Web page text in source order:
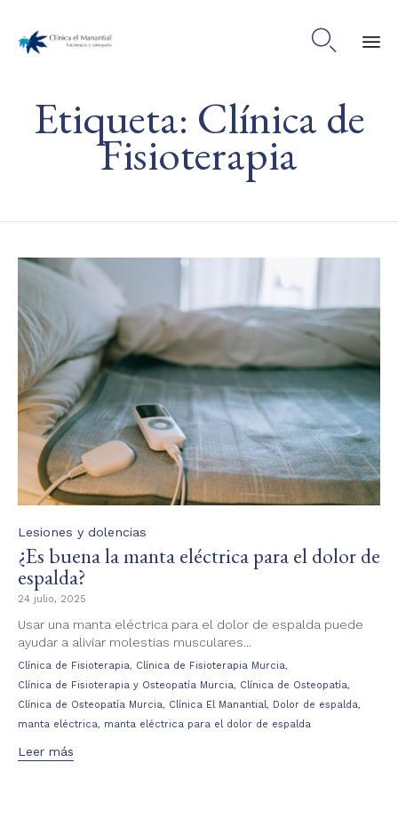

Etiqueta: Clínica de
Fisioterapia
Category
Lesiones y dolencias
¿Es buena la manta eléctrica para el dolor de
espalda?
24 julio, 2025
Usar una manta eléctrica para el dolor de espalda puede
ayudar a aliviar molestias musculares...
Tags
Clínica de Fisioterapia, Clínica de Fisioterapia Murcia,
Clínica de Fisioterapia y Osteopatía Murcia, Clínica de Osteopatía,
Clínica de Osteopatía Murcia, Clínica El Manantial, Dolor de espalda,
manta eléctrica, manta eléctrica para el dolor de espalda
Leer más